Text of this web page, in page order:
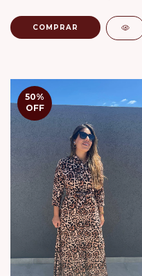
COMPRAR
50%
OFF